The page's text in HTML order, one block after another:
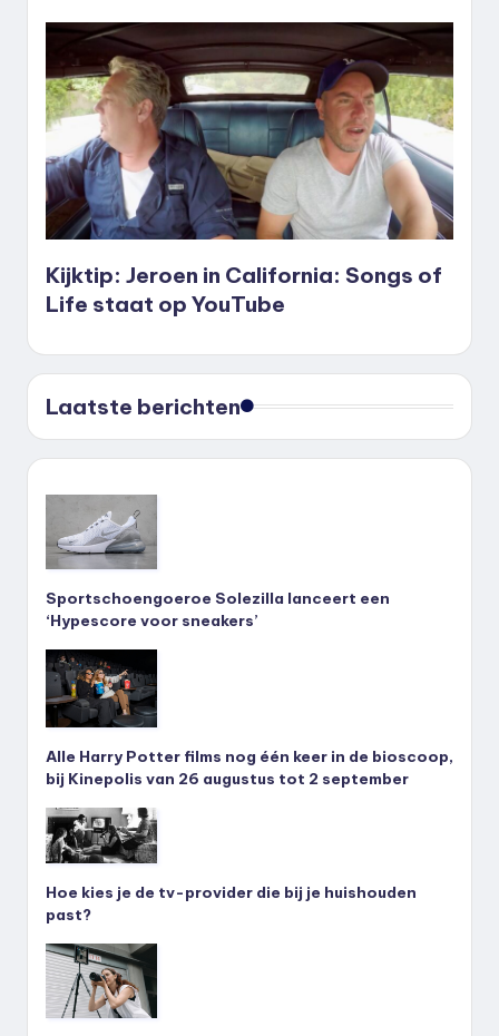
Kijktip: Jeroen in California: Songs of
Life staat op YouTube
Laatste berichten
Sportschoengoeroe Solezilla lanceert een
‘Hypescore voor sneakers’
Alle Harry Potter films nog één keer in de bioscoop,
bij Kinepolis van 26 augustus tot 2 september
Hoe kies je de tv-provider die bij je huishouden
past?